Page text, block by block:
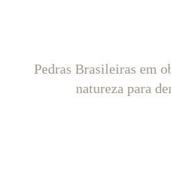
Pedras Brasileiras em
natureza para